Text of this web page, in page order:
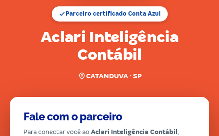
Parceiro certificado Conta Azul
Aclari Inteligência
Contábil
CATANDUVA · SP
Fale com o parceiro
Para conectar você ao Aclari Inteligência Contábil ,